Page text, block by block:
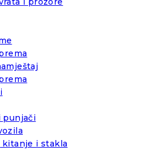
punjači
kitanje i stakla